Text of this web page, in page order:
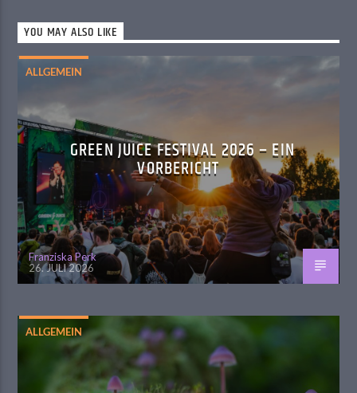
YOU MAY ALSO LIKE
ALLGEMEIN
GREEN JUICE FESTIVAL 2026 – EIN
VORBERICHT
Franziska Perk
26. JULI 2026
ALLGEMEIN